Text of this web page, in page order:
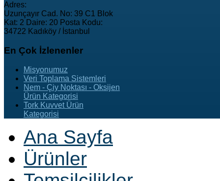
Adres:
Uzunçayır Cad. No: 39 C1 Blok
Kat: 2 Daire: 20 Posta Kodu:
34722 Kadıköy / İstanbul
En Çok İzlenenler
Misyonumuz
Veri Toplama Sistemleri
Nem - Çiy Noktası - Oksijen
Ürün Kategorisi
Tork Kuvvet Ürün
Kategorisi
Ana Sayfa
Ürünler